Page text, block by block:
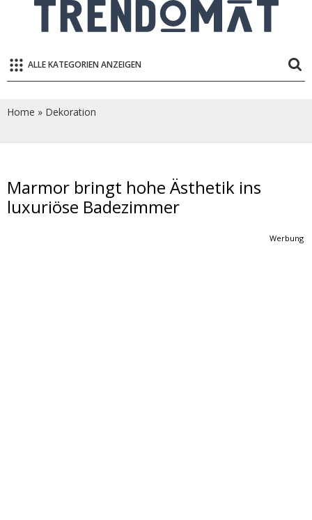
ALLE KATEGORIEN ANZEIGEN
Home » Dekoration
Marmor bringt hohe Ästhetik ins
luxuriöse Badezimmer
Werbung